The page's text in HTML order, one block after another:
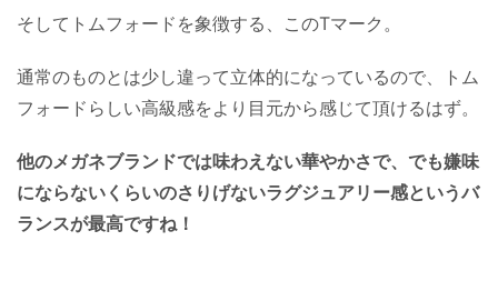
そしてトムフォードを象徴する、このTマーク。
通常のものとは少し違って立体的になっているので、トム
フォードらしい高級感をより目元から感じて頂けるはず。
他のメガネブランドでは味わえない華やかさで、でも嫌味
にならないくらいのさりげないラグジュアリー感というバ
ランスが最高ですね！